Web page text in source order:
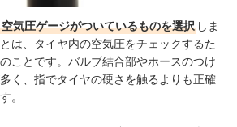
気圧ゲージがついているものを選択 しま
は、タイヤ内の空気圧をチェックするた
ことです。バルブ結合部やホースのつけ
く、指でタイヤの硬さを触るよりも正確
。